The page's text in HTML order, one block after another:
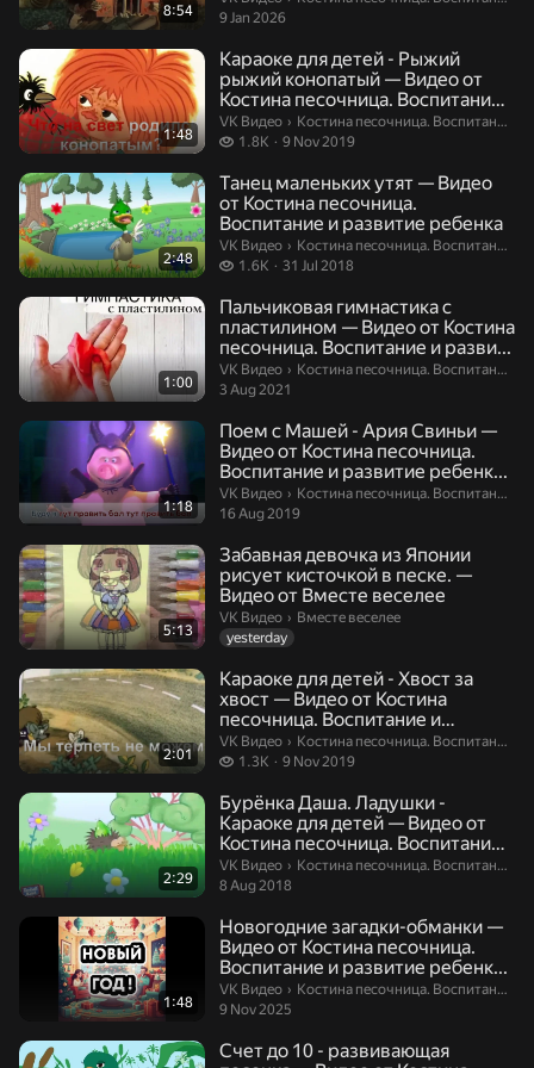
8:54
9 Jan 2026
1:48
Караоке для детей - Рыжий
рыжий конопатый — Видео от
Костина песочница. Воспитание
и ...
VK Видео › Костина песочница. Воспитание и
Костина песочница. Воспитание и развитие ребенка
1.8K
1.8 thousand views
9 Nov 2019
2:48
Танец маленьких утят — Видео
от Костина песочница.
Воспитание и развитие ребенка
VK Видео › Костина песочница. Воспитание и
Костина песочница. Воспитание и развитие ребенка
1.6K
1.6 thousand views
31 Jul 2018
1:00
Пальчиковая гимнастика с
пластилином — Видео от Костина
песочница. Воспитание и разви...
VK Видео › Костина песочница. Воспитание и
Костина песочница. Воспитание и развитие ребенка
3 Aug 2021
1:18
Поем с Машей - Ария Свиньи —
Видео от Костина песочница.
Воспитание и развитие ребенк...
VK Видео › Костина песочница. Воспитание и
Костина песочница. Воспитание и развитие ребенка
16 Aug 2019
5:13
Забавная девочка из Японии
рисует кисточкой в песке. —
Видео от Вместе веселее
VK Видео › Вместе веселее.
Вместе веселее
yesterday
2:01
Караоке для детей - Хвост за
хвост — Видео от Костина
песочница. Воспитание и
развити...
VK Видео › Костина песочница. Воспитание и
Костина песочница. Воспитание и развитие ребенка
1.3K
1.3 thousand views
9 Nov 2019
2:29
Бурёнка Даша. Ладушки -
Караоке для детей — Видео от
Костина песочница. Воспитание
и ...
VK Видео › Костина песочница. Воспитание и
Костина песочница. Воспитание и развитие ребенка
8 Aug 2018
1:48
Новогодние загадки-обманки —
Видео от Костина песочница.
Воспитание и развитие ребенк...
VK Видео › Костина песочница. Воспитание и
Костина песочница. Воспитание и развитие ребенка
9 Nov 2025
Счет до 10 - развивающая